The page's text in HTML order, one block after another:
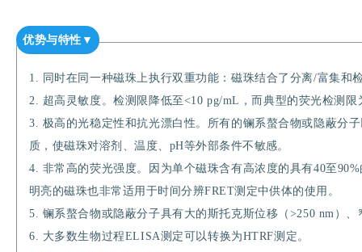
优势与特性 ▼
1. 同时在同一种磁珠上执行双重功能：磁珠结合了分离/富集和
2. 超高灵敏度。检测限降低至<10 pg/mL，而典型的荧光检测限
3. 极高的光稳定性和抗光漂白性。所有的镧系螯合物或隐蔽分
质，使磁珠对溶剂、温度、pH等外部条件不敏感。
4. 非常高的荧光强度。因为单个磁珠含有高浓度的具有40至
明亮的磁珠也非常适用于时间分辨FRET测定中供体的使用。
5. 镧系螯合物或隐蔽分子具有大的斯托克斯位移（>250 nm）
6. 大多数生物过程ELISA测定可以转换为HTRF测定。